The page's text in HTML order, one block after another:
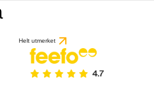
Helt utmerket